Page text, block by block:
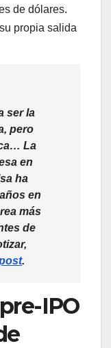
de dólares.
propia salida
ser la
pero
La
en
ha
en
más
de
.
IPO